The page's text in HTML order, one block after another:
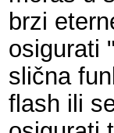
brzi
osigurati
slična
flash ili